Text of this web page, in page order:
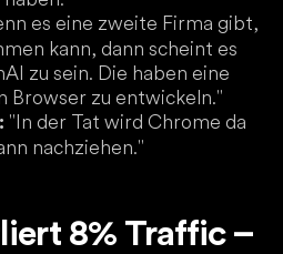
es eine zweite Firma gibt,
kann, dann scheint es
zu sein. Die haben eine
Browser zu entwickeln."
"In der Tat wird Chrome da
nachziehen."
8% Traffic –